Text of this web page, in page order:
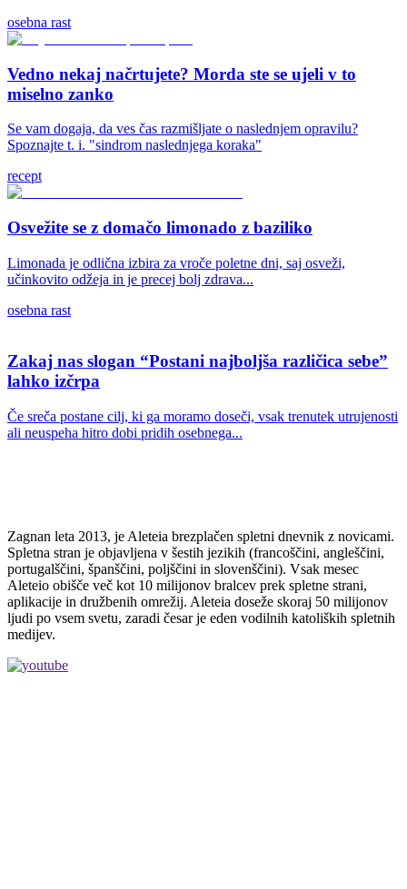
osebna rast
Vedno nekaj načrtujete? Morda ste se ujeli v to
miselno zanko
Se vam dogaja, da ves čas razmišljate o naslednjem opravilu?
Spoznajte t. i. "sindrom naslednjega koraka"
recept
Osvežite se z domačo limonado z baziliko
Limonada je odlična izbira za vroče poletne dni, saj osveži,
učinkovito odžeja in je precej bolj zdrava...
osebna rast
Zakaj nas slogan “Postani najboljša različica sebe”
lahko izčrpa
Če sreča postane cilj, ki ga moramo doseči, vsak trenutek utrujenosti
ali neuspeha hitro dobi pridih osebnega...
Zagnan leta 2013, je Aleteia brezplačen spletni dnevnik z novicami.
Spletna stran je objavljena v šestih jezikih (francoščini, angleščini,
portugalščini, španščini, poljščini in slovenščini). Vsak mesec
Aleteio obišče več kot 10 milijonov bralcev prek spletne strani,
aplikacije in družbenih omrežij. Aleteia doseže skoraj 50 milijonov
ljudi po vsem svetu, zaradi česar je eden vodilnih katoliških spletnih
medijev.